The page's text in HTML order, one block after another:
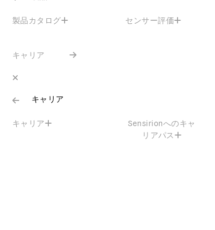
製品カタログ センサー評価
キャリア
キャリア
キャリア
Sensirionへのキャ
リアパス